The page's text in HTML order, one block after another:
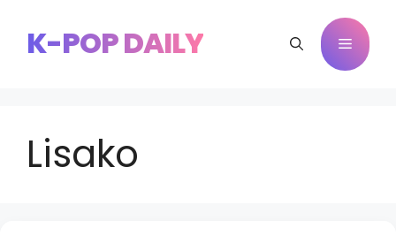
contenido
K-POP DAILY Menú
Lisako